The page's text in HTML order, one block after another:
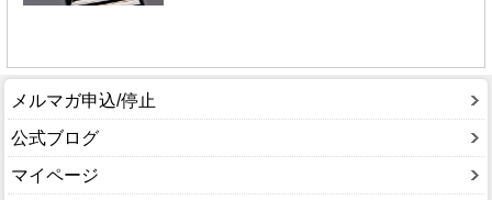
メルマガ申込/停止
公式ブログ
マイページ